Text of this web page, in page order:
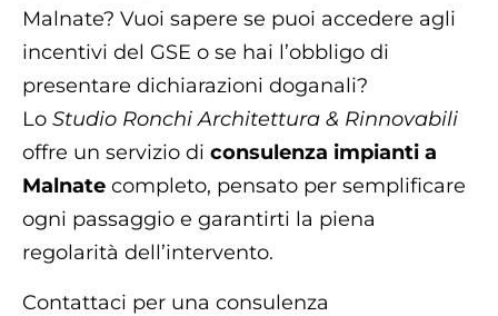
Malnate? Vuoi sapere se puoi accedere agli
incentivi del GSE o se hai l’obbligo di
presentare dichiarazioni doganali?
Lo Studio Ronchi Architettura & Rinnovabili
offre un servizio di consulenza impianti a
Malnate completo, pensato per semplificare
ogni passaggio e garantirti la piena
regolarità dell’intervento.
Contattaci per una consulenza